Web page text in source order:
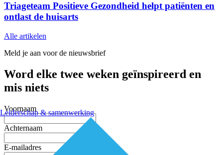
Leiderschap & samenwerking
Triageteam Positieve Gezondheid helpt patiënten en
ontlast de huisarts
Alle artikelen
Meld je aan voor de nieuwsbrief
Word elke twee weken geïnspireerd en
mis niets
Voornaam
Achternaam
E-mailadres